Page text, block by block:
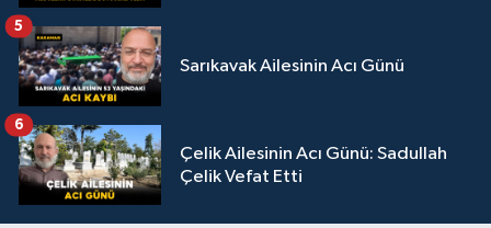
Sarıkavak Ailesinin Acı Günü
5
Çelik Ailesinin Acı Günü: Sadullah
Çelik Vefat Etti
6